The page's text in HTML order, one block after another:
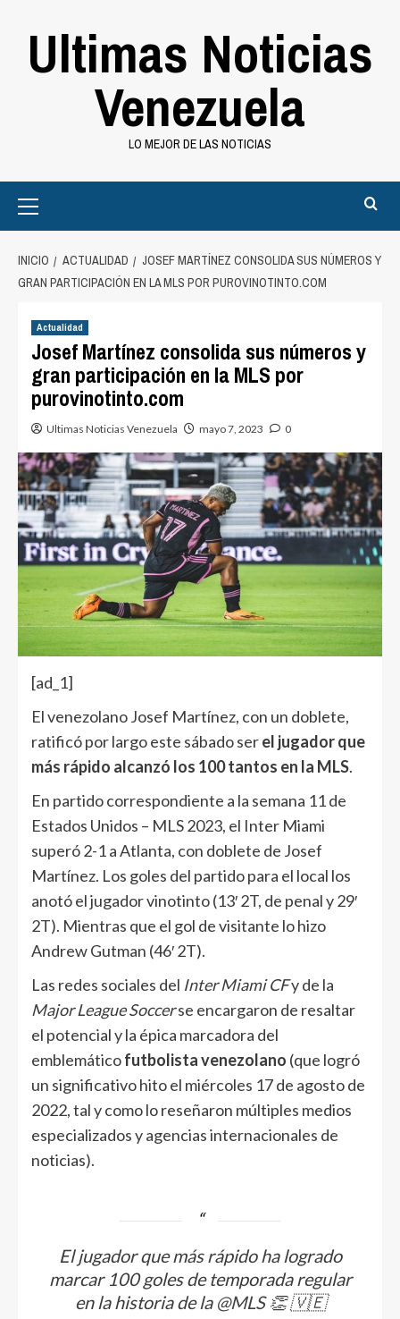
Ultimas Noticias
Venezuela
LO MEJOR DE LAS NOTICIAS
Menu
INICIO ACTUALIDAD
JOSEF MARTÍNEZ CONSOLIDA SUS NÚMEROS Y
GRAN PARTICIPACIÓN EN LA MLS POR PUROVINOTINTO.COM
Actualidad
Josef Martínez consolida sus números y
gran participación en la MLS por
purovinotinto.com
Ultimas Noticias Venezuela mayo 7, 2023 0
[ad_1]
El venezolano Josef Martínez, con un doblete,
ratificó por largo este sábado serel jugador que
más rápido alcanzó los 100 tantos en la MLS.
En partido correspondiente a la semana 11 de
Estados Unidos – MLS 2023, el Inter Miami
superó 2-1 a Atlanta, con doblete de Josef
Martínez. Los goles del partido para el local los
anotó el jugador vinotinto (13′ 2T, de penal y 29′
2T). Mientras que el gol de visitante lo hizo
Andrew Gutman (46′ 2T).
Las redes sociales del Inter Miami CFy de la
Major League Soccerse encargaron de resaltar
el potencial y la épica marcadora del
emblemáticofutbolista venezolano (que logró
un significativo hito el miércoles 17 de agosto de
2022, tal y como lo reseñaron múltiples medios
especializados y agencias internacionales de
noticias).
El jugador que más rápido ha logrado
marcar 100 goles de temporada regular
en la historia de la @MLS👏 🇻🇪